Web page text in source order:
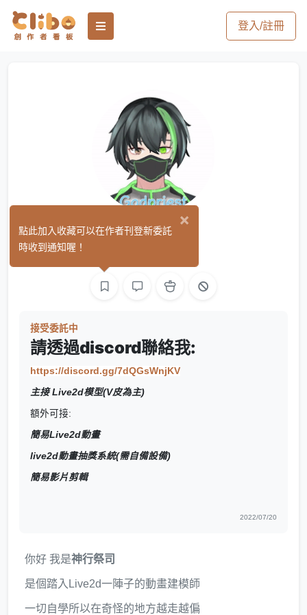
登入/註冊
神行祭司
接受委託中
請透過discord聯絡我:
https://discord.gg/7dQGsWnjKV
主接 Live2d模型(V皮為主)
額外可接:
簡易Live2d動畫
live2d動畫抽獎系統(需自備設備)
簡易影片剪輯
2022/07/20
你好 我是神行祭司
是個踏入Live2d一陣子的動畫建模師
一切自學所以在奇怪的地方越走越偏
×
點此加入收藏可以在作者刊登新委託
時收到通知喔！